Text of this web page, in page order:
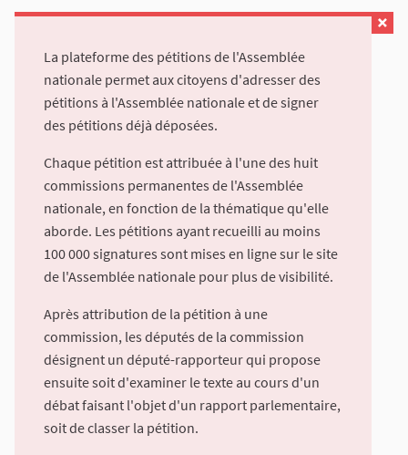
La plateforme des pétitions de l'Assemblée
nationale permet aux citoyens d'adresser des
pétitions à l'Assemblée nationale et de signer
des pétitions déjà déposées.
Chaque pétition est attribuée à l'une des huit
commissions permanentes de l'Assemblée
nationale, en fonction de la thématique qu'elle
aborde. Les pétitions ayant recueilli au moins
100 000 signatures sont mises en ligne sur le site
de l'Assemblée nationale pour plus de visibilité.
Après attribution de la pétition à une
commission, les députés de la commission
désignent un député-rapporteur qui propose
ensuite soit d'examiner le texte au cours d'un
débat faisant l'objet d'un rapport parlementaire,
soit de classer la pétition.